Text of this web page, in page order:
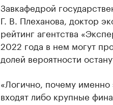
Завкафедрой
Г. В. Плеханова, доктор
рейтинг агентства
2022 года в нем могут
долей вероятности
«Логично, почему именно
входят либо крупные